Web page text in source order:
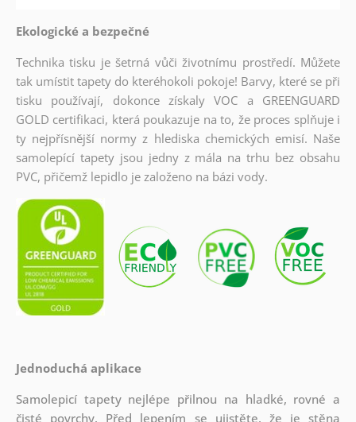
Ekologické a bezpečné
Technika tisku je šetrná vůči životnímu prostředí. Můžete
tak umístit tapety do kteréhokoli pokoje! Barvy, které se při
tisku používají, dokonce získaly VOC a GREENGUARD
GOLD certifikaci, která poukazuje na to, že proces splňuje i
ty nejpřísnější normy z hlediska chemických emisí. Naše
samolepící tapety jsou jedny z mála na trhu bez obsahu
PVC, přičemž lepidlo je založeno na bázi vody.
Jednoduchá aplikace
Samolepicí tapety nejlépe přilnou na hladké, rovné a
čisté povrchy. Před lepením se ujistěte, že je stěna